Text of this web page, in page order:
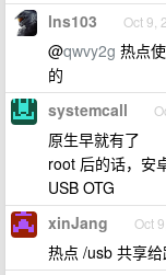
lns103 Oct 9,
@qwvy2g 热点
的
systemcall
原生早就有了
root 后的话，安
USB OTG
xinJang Oct
热点 /usb 共享